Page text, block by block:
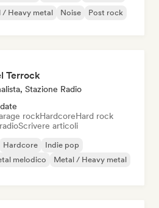
/ Heavy metal Noise Post rock
Terrock
Stazione Radio
rockHardcoreHard rock
Scrivere articoli
Hardcore
Indie pop
melodico
Metal / Heavy metal